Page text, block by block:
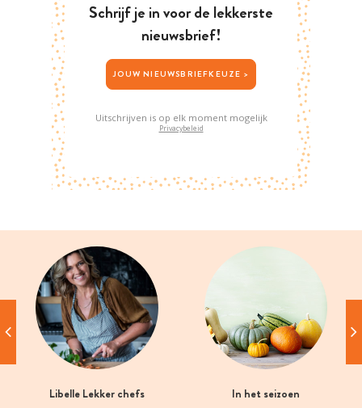
Schrijf je in voor de lekkerste
nieuwsbrief!
JOUW NIEUWSBRIEFKEUZE >
Uitschrijven is op elk moment mogelijk
Privacybeleid
Libelle Lekker chefs In het seizoen